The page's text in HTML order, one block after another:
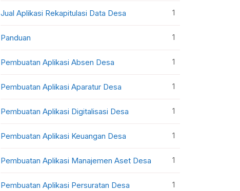
Jual Aplikasi Rekapitulasi Data Desa 1
Panduan 1
Pembuatan Aplikasi Absen Desa 1
Pembuatan Aplikasi Aparatur Desa 1
Pembuatan Aplikasi Digitalisasi Desa 1
Pembuatan Aplikasi Keuangan Desa 1
Pembuatan Aplikasi Manajemen Aset Desa 1
Pembuatan Aplikasi Persuratan Desa 1